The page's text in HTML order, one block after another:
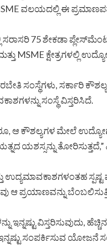
ವಲಯದಲ್ಲಿ ಈ
ಸರಾಸರಿ 75 ಶೇಕಡಾ
MSME ಕ್ಷೇತ್ರಗಳಲ್ಲಿ
ಸಂಸ್ಥೆಗಳು, ಸರ್ಕಾರಿ
ಸಂಸ್ಥೆ ವಿಸ್ತರಿಸಿದೆ.
ಆ ಕೌಶಲ್ಯಗಳ ಮೇಲೆ
ಯಶಸ್ಸನ್ನು
ಸ್ಪಷ್ಟ
ಆ ಪ್ರಯಾಣವನ್ನು
ವಿಸ್ತರಿಸುವುದು,
ಸಂಪರ್ಕಿಸುವ ಯೋಜನೆ